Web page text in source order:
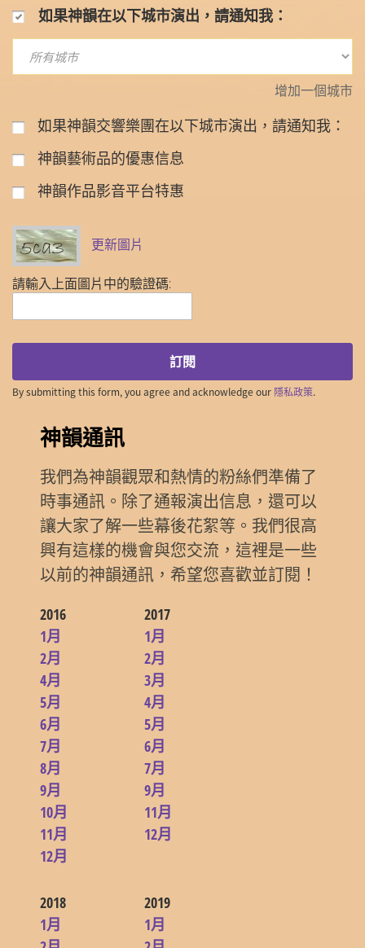
如果神韻在以下城市演出，請通知我：
增加一個城市
如果神韻交響樂團在以下城市演出，請通知我：
神韻藝術品的優惠信息
神韻作品影音平台特惠
更新圖片
請輸入上面圖片中的驗證碼:
訂閱
By submitting this form, you agree and acknowledge our 隱私政策.
神韻通訊
我們為神韻觀眾和熱情的粉絲們準備了
時事通訊。除了通報演出信息，還可以
讓大家了解一些幕後花絮等。我們很高
興有這樣的機會與您交流，這裡是一些
以前的神韻通訊，希望您喜歡並訂閱！
2016
1月
2月
4月
5月
6月
7月
8月
9月
10月
11月
12月
2017
1月
2月
3月
4月
5月
6月
7月
9月
11月
12月
2018
1月
2019
1月